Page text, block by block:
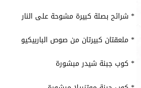
* شرائح بصلة كبيرة مشوحة على النار
* ملعقتان كبيرتان من صوص الباربيكيو
* كوب جبنة شيدر مبشورة